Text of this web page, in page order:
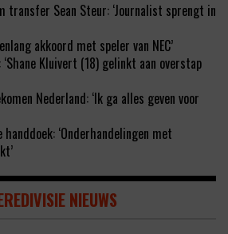
transfer Sean Steur: ‘Journalist sprengt in
akkoord met speler van NEC’
Kluivert (18) gelinkt aan overstap
Nederland: ‘Ik ga alles geven voor
‘Onderhandelingen met
NIEUWS